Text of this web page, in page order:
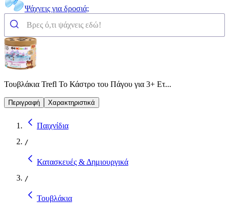
Ψάχνεις για δροσιά;
Τουβλάκια Trefl Το Κάστρο του Πάγου για 3+ Ετ...
Περιγραφή Χαρακτηριστικά
Παιχνίδια
/
Κατασκευές & Δημιουργικά
/
Τουβλάκια